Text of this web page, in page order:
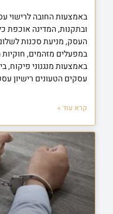
באמצעות החובה לרישוי
ובתקנות, המדינה אוכפת
העסק, מניעת סכנות
במפעלים מזהמים, חוקיות
עסקים הטעונים רישיון
קרא עוד »